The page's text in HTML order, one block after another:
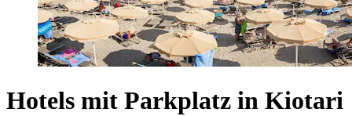
Hotels mit Parkplatz in Kiotari